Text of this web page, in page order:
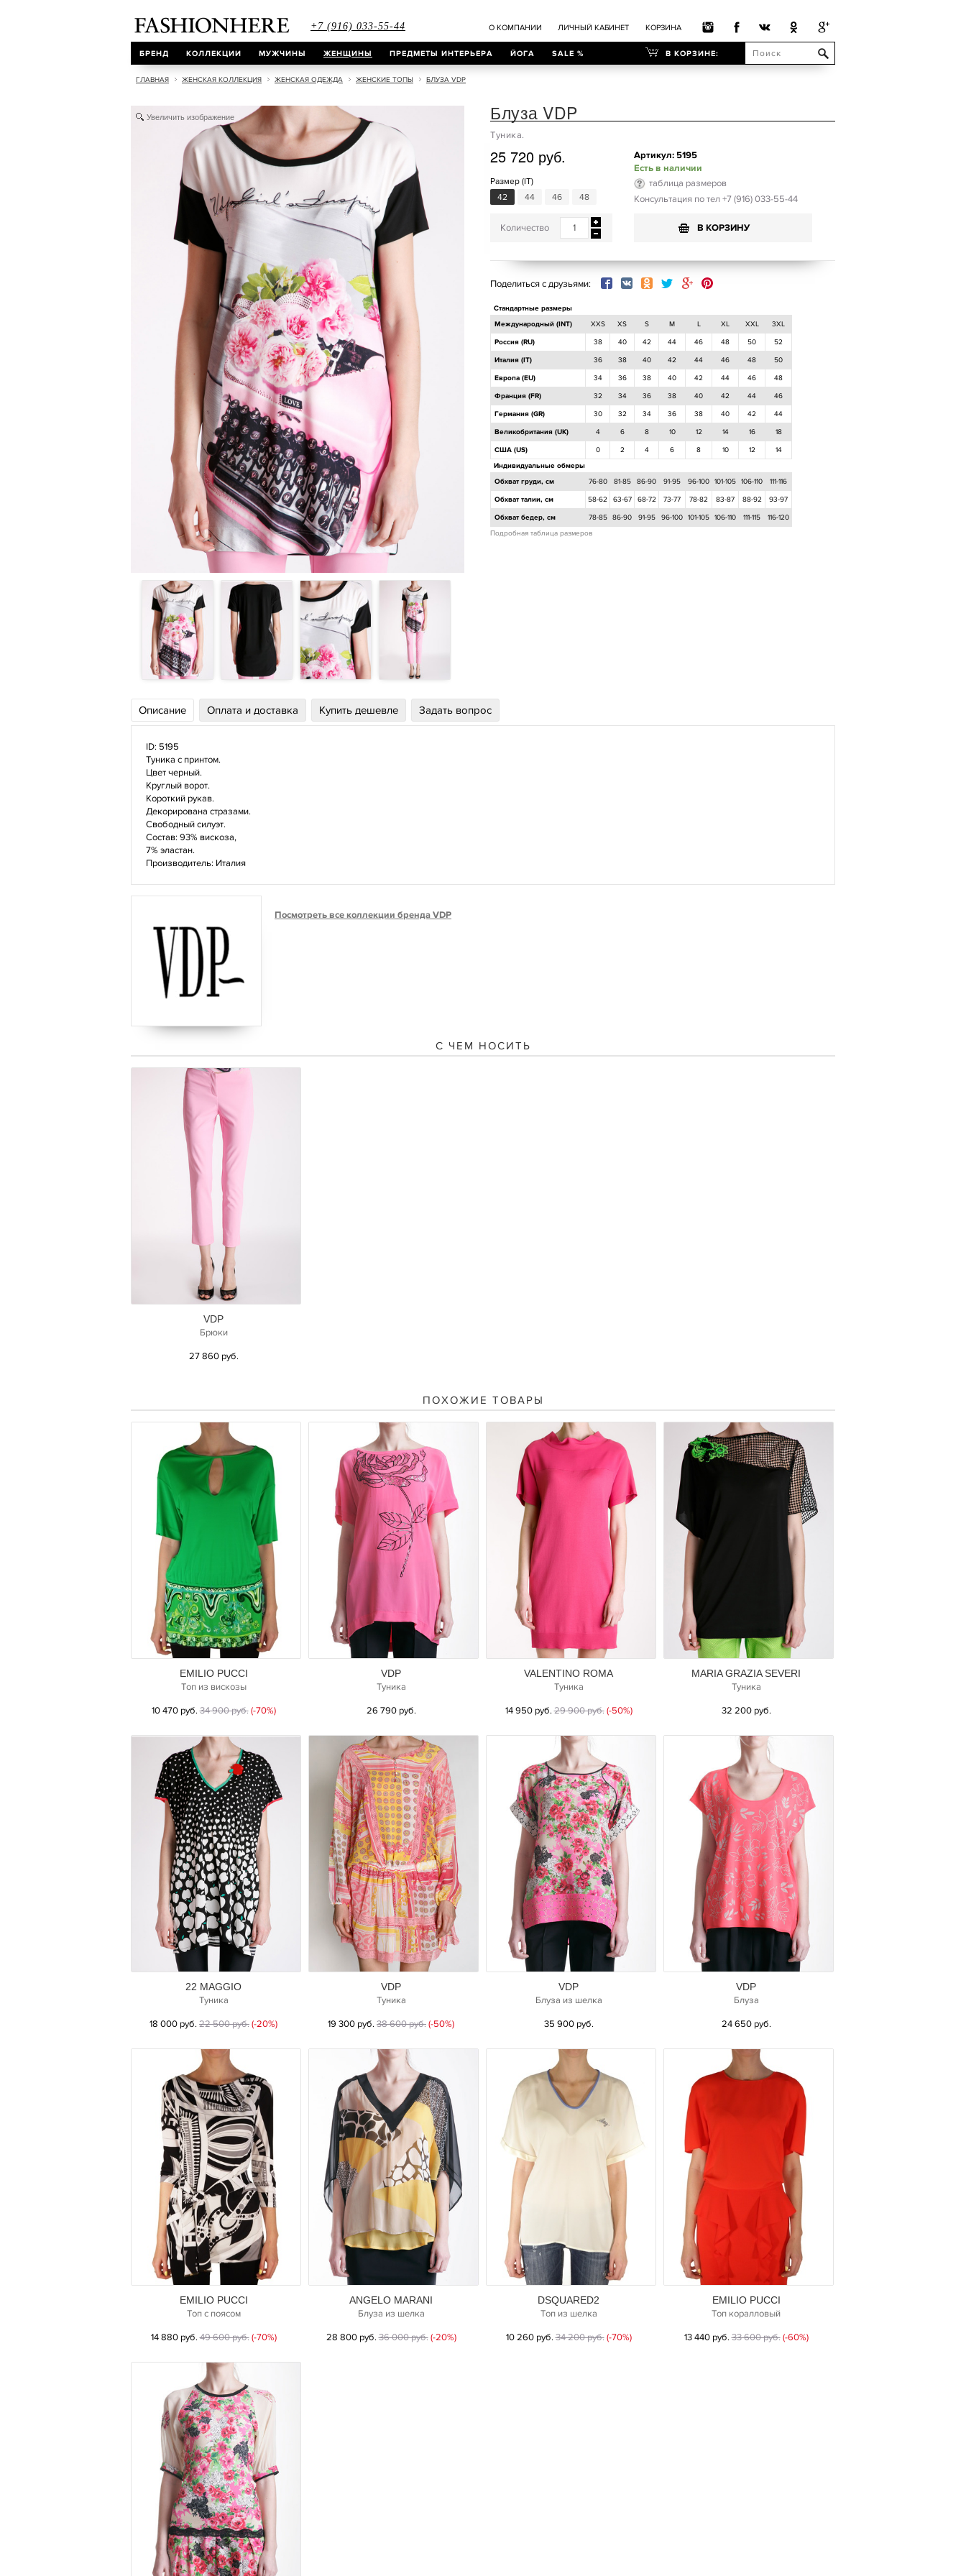
+7 (916) 033-55-44 О КОМПАНИИ ЛИЧНЫЙ КАБИНЕТ КОРЗИНА
В КОРЗИНЕ:
БРЕНД КОЛЛЕКЦИИ МУЖЧИНЫ ЖЕНЩИНЫ ПРЕДМЕТЫ ИНТЕРЬЕРА ЙОГА SALE %
ГЛАВНАЯ ЖЕНСКАЯ КОЛЛЕКЦИЯ ЖЕНСКАЯ ОДЕЖДА ЖЕНСКИЕ ТОПЫ БЛУЗА VDP
Увеличить изображение Блуза VDP
Туника.
25 720 руб.
Артикул: 5195
Есть в наличии
Размер (IT)
42
44 46 48
таблица размеров
Консультация по тел +7 (916) 033-55-44
Количество В КОРЗИНУ
Поделиться с друзьями:
Стандартные размеры
Международный (INT)
XXS XS S M L XL XXL 3XL
Россия (RU) 38 40 42 44 46 48 50 52
Италия (IT) 36 38 40 42 44 46 48 50
Европа (EU) 34 36 38 40 42 44 46 48
Франция (FR) 32 34 36 38 40 42 44 46
Германия (GR) 30 32 34 36 38 40 42 44
Великобритания (UK) 4 6 8 10 12 14 16 18
США (US) 0 2 4 6 8 10 12 14
Индивидуальные обмеры
Обхват груди, см
76-80 81-85 86-90 91-95 96-100 101-105 106-110 111-116
Обхват талии, см 58-62 63-67 68-72 73-77 78-82 83-87 88-92 93-97
Обхват бедер, см 78-85 86-90 91-95 96-100 101-105 106-110 111-115
116-120
Подробная таблица размеров
Описание Оплата и доставка Купить дешевле Задать вопрос
ID: 5195
Туника с принтом.
Цвет черный.
Круглый ворот.
Короткий рукав.
Декорирована стразами.
Свободный силуэт.
Состав: 93% вискоза,
7% эластан.
Производитель: Италия
Посмотреть все коллекции бренда VDP
С ЧЕМ НОСИТЬ
VDP
Брюки
27 860 руб.
ПОХОЖИЕ ТОВАРЫ
EMILIO PUCCI
Топ из вискозы
10 470 руб.34 900 руб. (-70%)
VDP
Туника
26 790 руб.
VALENTINO ROMA
Туника
14 950 руб.29 900 руб. (-50%)
MARIA GRAZIA SEVERI
Туника
32 200 руб.
22 MAGGIO
Туника
18 000 руб.22 500 руб.(-20%)
VDP
Туника
19 300 руб.38 600 руб.(-50%)
VDP
Блуза из шелка
35 900 руб.
VDP
Блуза
24 650 руб.
EMILIO PUCCI
Топ с поясом
14 880 руб.49 600 руб. (-70%)
ANGELO MARANI
Блуза из шелка
28 800 руб.36 000 руб. (-20%)
DSQUARED2
Топ из шелка
10 260 руб.34 200 руб. (-70%)
EMILIO PUCCI
Топ коралловый
13 440 руб.33 600 руб. (-60%)